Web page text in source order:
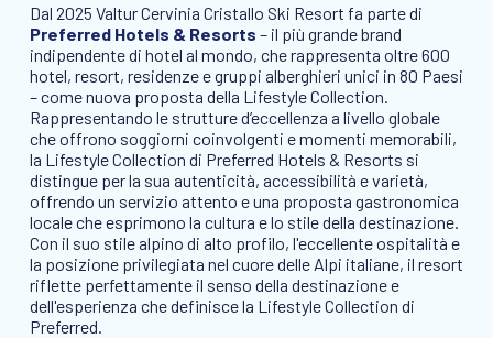
Dal 2025 Valtur Cervinia Cristallo Ski Resort fa parte di
Preferred Hotels & Resorts – il più grande brand
indipendente di hotel al mondo, che rappresenta oltre 600
hotel, resort, residenze e gruppi alberghieri unici in 80 Paesi
– come nuova proposta della Lifestyle Collection.
Rappresentando le strutture d’eccellenza a livello globale
che offrono soggiorni coinvolgenti e momenti memorabili,
la Lifestyle Collection di Preferred Hotels & Resorts si
distingue per la sua autenticità, accessibilità e varietà,
offrendo un servizio attento e una proposta gastronomica
locale che esprimono la cultura e lo stile della destinazione.
Con il suo stile alpino di alto profilo, l'eccellente ospitalità e
la posizione privilegiata nel cuore delle Alpi italiane, il resort
riflette perfettamente il senso della destinazione e
dell'esperienza che definisce la Lifestyle Collection di
Preferred.